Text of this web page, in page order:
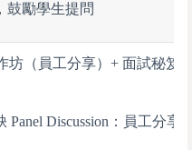
勵學生提問
坊（員工分享）+ 面試秘笈/
Discussion：員工分享